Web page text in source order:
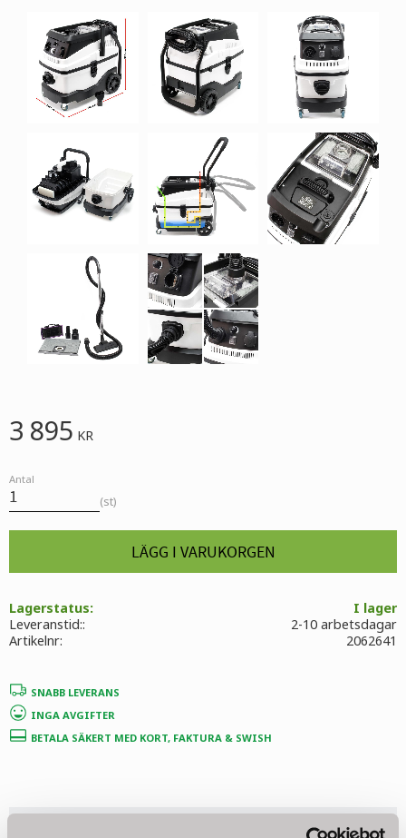
3 895 KR
Antal
st
Lagerstatus
I lager
Artikelnr
2062641
Leveranstid: 2-10 arbetsdagar
SNABB LEVERANS
INGA AVGIFTER
BETALA SÄKERT MED KORT, FAKTURA & SWISH